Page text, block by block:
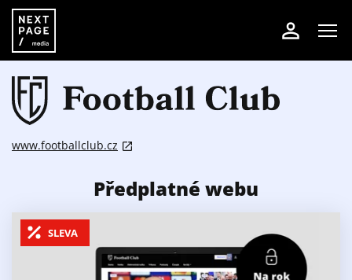
www.footballclub.cz
Předplatné webu
SLEVA